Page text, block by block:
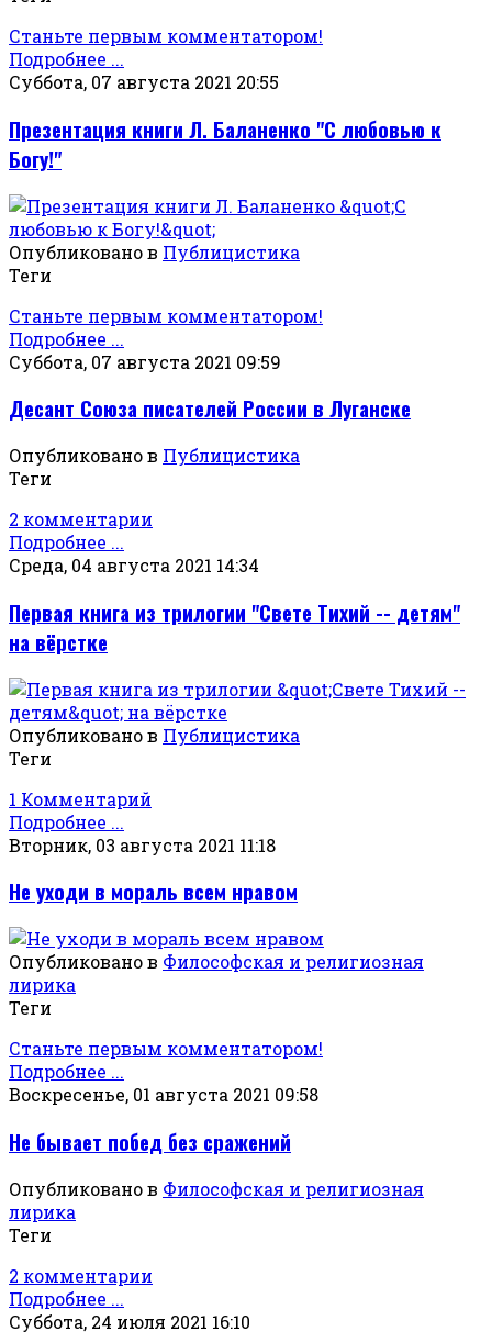
Станьте первым комментатором!
Подробнее ...
Суббота, 07 августа 2021 20:55
Презентация книги Л. Баланенко "С любовью к
Богу!"
Опубликовано в Публицистика
Теги
Станьте первым комментатором!
Подробнее ...
Суббота, 07 августа 2021 09:59
Десант Союза писателей России в Луганске
Опубликовано в Публицистика
Теги
2 комментарии
Подробнее ...
Среда, 04 августа 2021 14:34
Первая книга из трилогии "Свете Тихий -- детям"
на вёрстке
Опубликовано в Публицистика
Теги
1 Комментарий
Подробнее ...
Вторник, 03 августа 2021 11:18
Не уходи в мораль всем нравом
Опубликовано в Философская и религиозная
лирика
Теги
Станьте первым комментатором!
Подробнее ...
Воскресенье, 01 августа 2021 09:58
Не бывает побед без сражений
Опубликовано в Философская и религиозная
лирика
Теги
2 комментарии
Подробнее ...
Суббота, 24 июля 2021 16:10